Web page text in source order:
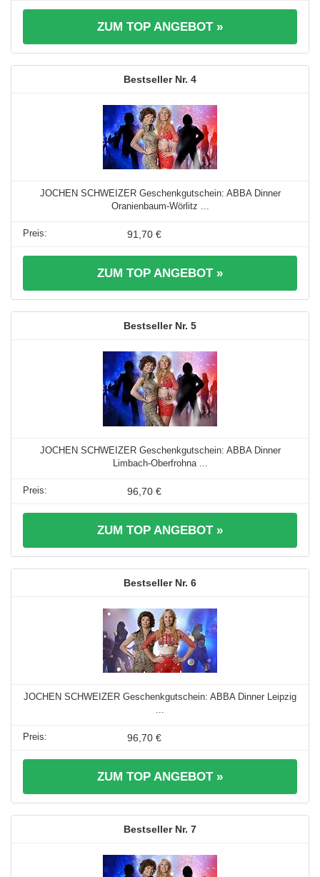
ZUM TOP ANGEBOT »
4
JOCHEN SCHWEIZER Geschenkgutschein: ABBA Dinner
Oranienbaum-Wörlitz ...
91,70 €
ZUM TOP ANGEBOT »
5
JOCHEN SCHWEIZER Geschenkgutschein: ABBA Dinner
Limbach-Oberfrohna ...
96,70 €
ZUM TOP ANGEBOT »
6
JOCHEN SCHWEIZER Geschenkgutschein: ABBA Dinner Leipzig
96,70 €
ZUM TOP ANGEBOT »
7